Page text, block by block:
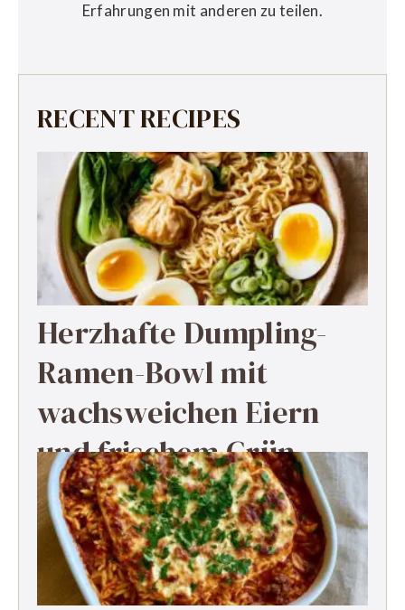
Erfahrungen mit anderen zu teilen.
RECENT RECIPES
Herzhafte Dumpling-
Ramen-Bowl mit
wachsweichen Eiern
und frischem Grün